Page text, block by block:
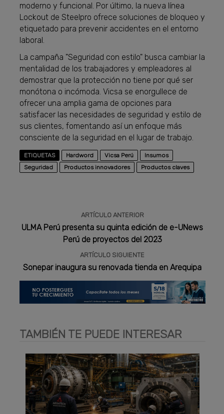
moderno y funcional. Por último, la nueva línea
Lockout de Steelpro ofrece soluciones de bloqueo y
etiquetado para prevenir accidentes en el entorno
laboral.
La campaña "Seguridad con estilo" busca cambiar la
mentalidad de los trabajadores y empleadores al
demostrar que la protección no tiene por qué ser
monótona o incómoda. Vicsa se enorgullece de
ofrecer una amplia gama de opciones para
satisfacer las necesidades de seguridad y estilo de
sus clientes, fomentando así un enfoque más
consciente de la seguridad en el lugar de trabajo.
ETIQUETAS Hardword Vicsa Perú
Insumos
Seguridad
Productos innovadores Productos claves
ARTÍCULO ANTERIOR
ULMA Perú presenta su quinta edición de e-UNews
Perú de proyectos del 2023
ARTÍCULO SIGUIENTE
Sonepar inaugura su renovada tienda en Arequipa
TAMBIÉN TE PUEDE INTERESAR